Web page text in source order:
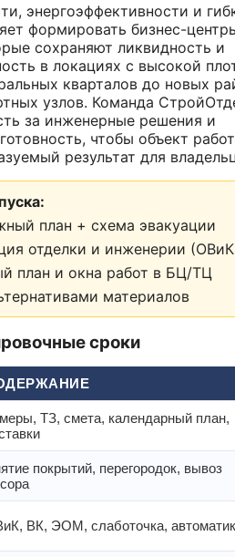
энергоэффективности и
формировать бизнес-
сохраняют ликвидность и
в локациях с высокой
кварталов до новых
узлов. Команда
за инженерные решения и
чтобы объект
результат для
план + схема эвакуации
отделки и инженерии
план и окна работ в БЦ/ТЦ
материалов
сроки
ТЗ, смета, календарный план,
покрытий, перегородок, вывоз
ВК, ЭОМ, слаботочка,